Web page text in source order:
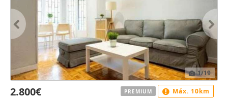
1/19
2.800€ PREMIUM Máx. 10km